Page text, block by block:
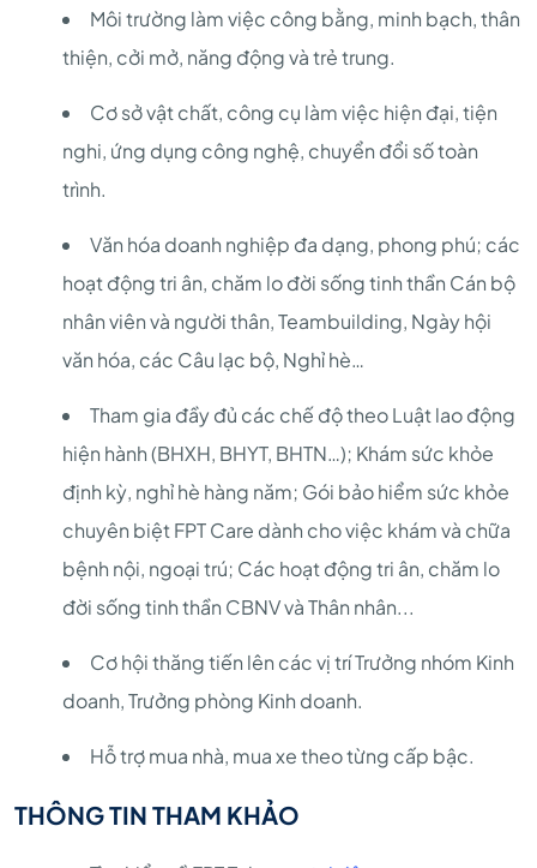
Môi trường làm việc công bằng, minh bạch, thân
thiện, cởi mở, năng động và trẻ trung.
Cơ sở vật chất, công cụ làm việc hiện đại, tiện
nghi, ứng dụng công nghệ, chuyển đổi số toàn
trình.
Văn hóa doanh nghiệp đa dạng, phong phú; các
hoạt động tri ân, chăm lo đời sống tinh thần Cán bộ
nhân viên và người thân, Teambuilding, Ngày hội
văn hóa, các Câu lạc bộ, Nghỉ hè…
Tham gia đầy đủ các chế độ theo Luật lao động
hiện hành (BHXH, BHYT, BHTN…); Khám sức khỏe
định kỳ, nghỉ hè hàng năm; Gói bảo hiểm sức khỏe
chuyên biệt FPT Care dành cho việc khám và chữa
bệnh nội, ngoại trú; Các hoạt động tri ân, chăm lo
đời sống tinh thần CBNV và Thân nhân...
Cơ hội thăng tiến lên các vị trí Trưởng nhóm Kinh
doanh, Trưởng phòng Kinh doanh.
Hỗ trợ mua nhà, mua xe theo từng cấp bậc.
THÔNG TIN THAM KHẢO